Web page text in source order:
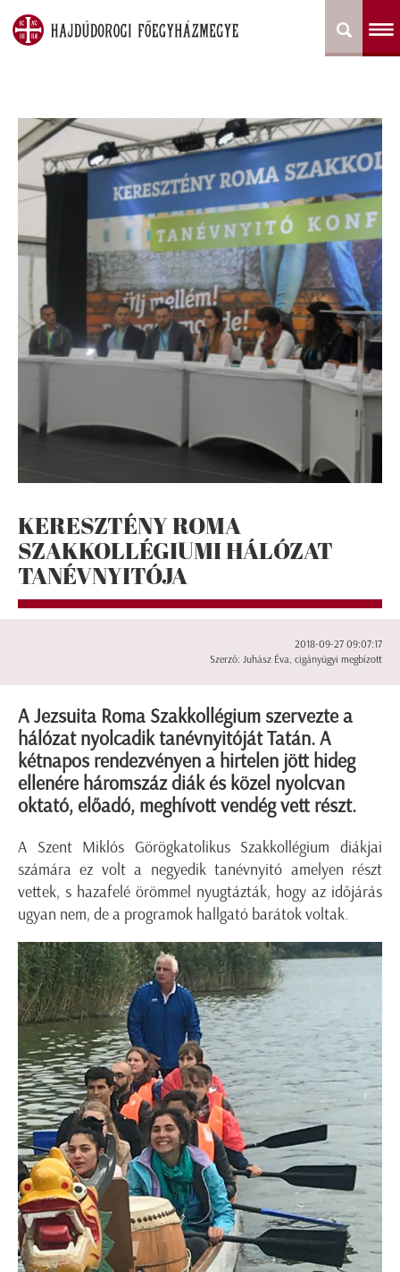
KERESZTÉNY ROMA
SZAKKOLLÉGIUMI HÁLÓZAT
TANÉVNYITÓJA
2018-09-27 09:07:17
Szerző: Juhász Éva, cigányügyi megbízott
A Jezsuita Roma Szakkollégium szervezte a
hálózat nyolcadik tanévnyitóját Tatán. A
kétnapos rendezvényen a hirtelen jött hideg
ellenére háromszáz diák és közel nyolcvan
oktató, előadó, meghívott vendég vett részt.
A Szent Miklós Görögkatolikus Szakkollégium diákjai
számára ez volt a negyedik tanévnyitó amelyen részt
vettek, s hazafelé örömmel nyugtázták, hogy az időjárás
ugyan nem, de a programok hallgató barátok voltak.